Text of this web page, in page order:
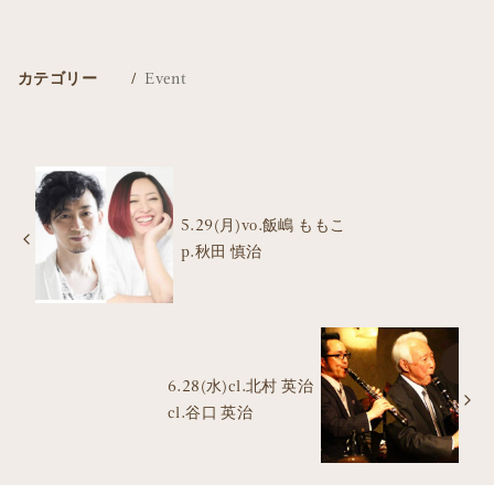
カテゴリー Event
5.29(月)vo.飯嶋 ももこ
p.秋田 慎治
6.28(水)cl.北村 英治
cl.谷口 英治